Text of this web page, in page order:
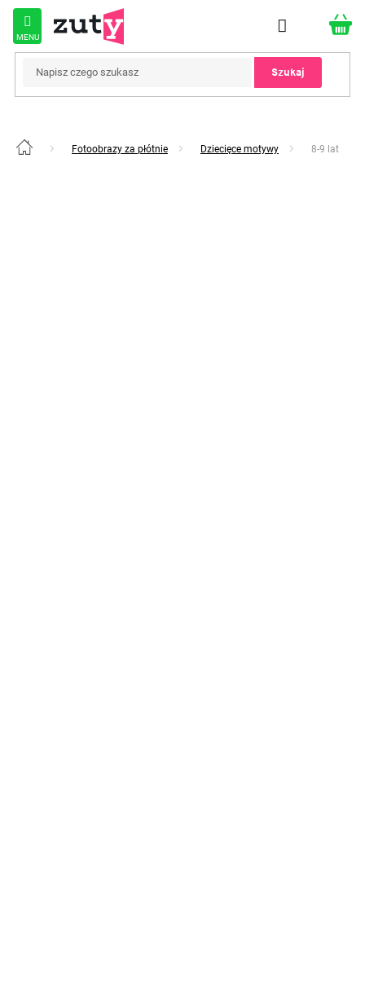
Przejść
treści
Szukaj
Home Fotoobrazy za płótnie Dziecięce motywy 8-9 lat